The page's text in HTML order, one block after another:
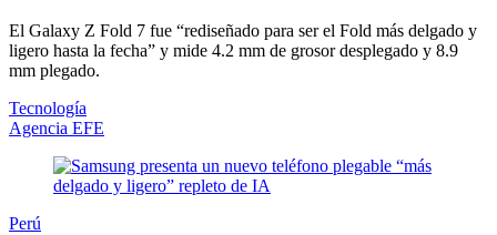
El Galaxy Z Fold 7 fue “rediseñado para ser el Fold más delgado y
ligero hasta la fecha” y mide 4.2 mm de grosor desplegado y 8.9
mm plegado.
Tecnología
Agencia EFE
Perú